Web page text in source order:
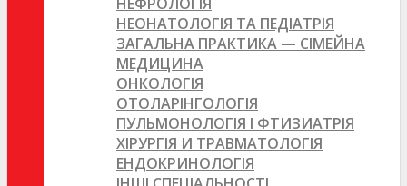
НЕФРОЛОГІЯ
НЕОНАТОЛОГІЯ ТА ПЕДІАТРІЯ
ЗАГАЛЬНА ПРАКТИКА — СІМЕЙНА
МЕДИЦИНА
ОНКОЛОГІЯ
ОТОЛАРІНГОЛОГІЯ
ПУЛЬМОНОЛОГІЯ І ФТИЗИАТРІЯ
ХІРУРГІЯ И ТРАВМАТОЛОГІЯ
ЕНДОКРИНОЛОГІЯ